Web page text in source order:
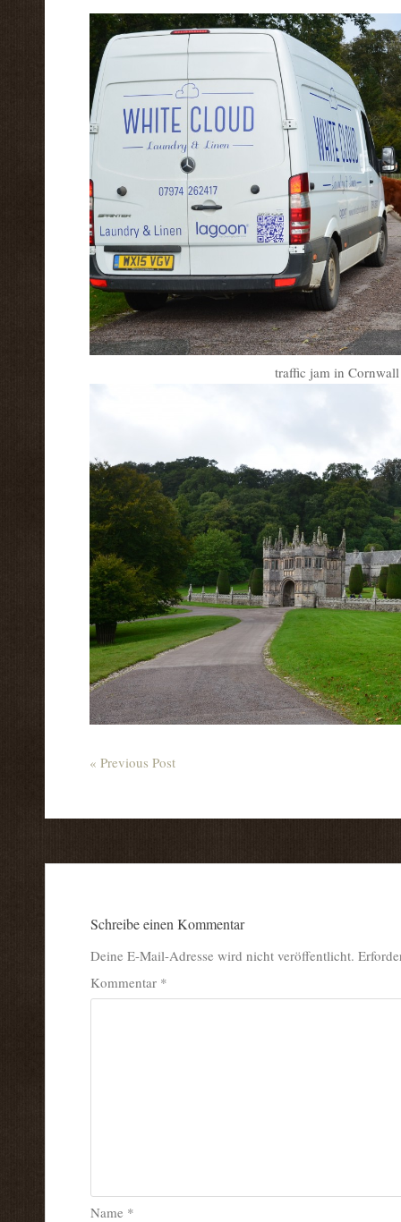
traffic jam in
« Previous Post
Schreibe einen Kommentar
Deine E-Mail-Adresse wird nicht veröffentlicht.
Kommentar *
Name *